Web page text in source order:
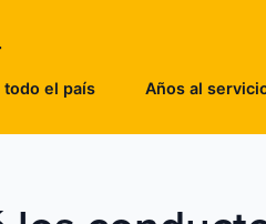
el país Años al